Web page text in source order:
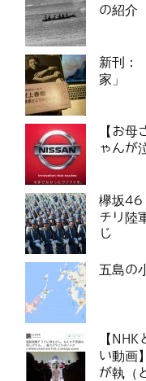
の紹介
新刊：
家」
【お
ゃんが
欅坂46
チリ陸
じ
五島の
【
い動画
が執（